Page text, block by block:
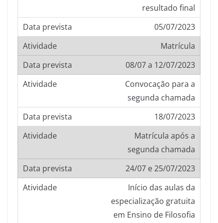
resultado final
05/07/2023
Matrícula
08/07 a 12/07/2023
Convocação para a
segunda chamada
18/07/2023
Matrícula após a
segunda chamada
24/07 e 25/07/2023
Início das aulas da
especialização gratuita
em Ensino de Filosofia